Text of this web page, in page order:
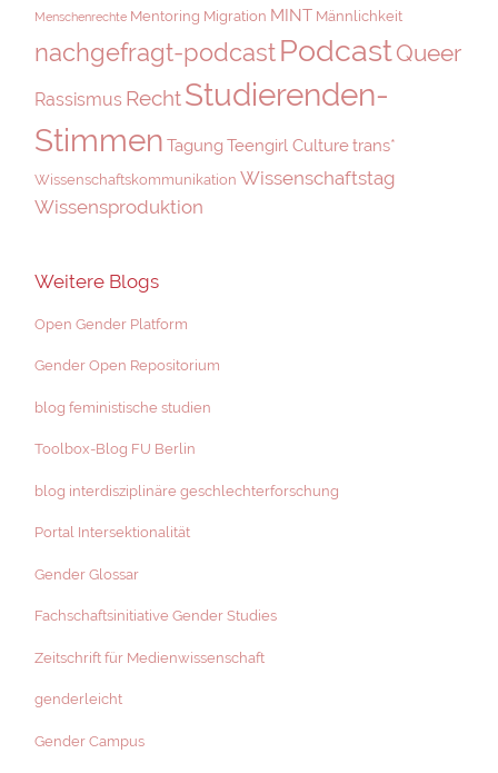
Menschenrechte Mentoring Migration MINT Männlichkeit
nachgefragt-podcastPodcastQueer
Rassismus RechtStudierenden-
Stimmen Tagung Teengirl Culturetrans*
Wissenschaftskommunikation Wissenschaftstag
Wissensproduktion
Weitere Blogs
Open Gender Platform
Gender Open Repositorium
blog feministische studien
Toolbox-Blog FU Berlin
blog interdisziplinäre geschlechterforschung
Portal Intersektionalität
Gender Glossar
Fachschaftsinitiative Gender Studies
Zeitschrift für Medienwissenschaft
genderleicht
Gender Campus